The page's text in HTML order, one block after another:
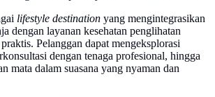
lifestyle destination yang mengintegrasikan
dengan layanan kesehatan penglihatan
Pelanggan dapat mengeksplorasi
dengan tenaga profesional, hingga
mata dalam suasana yang nyaman dan